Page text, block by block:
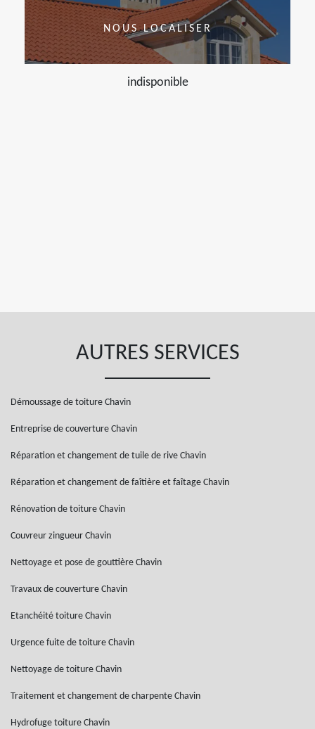
NOUS LOCALISER
indisponible
AUTRES SERVICES
Démoussage de toiture Chavin
Entreprise de couverture Chavin
Réparation et changement de tuile de rive Chavin
Réparation et changement de faîtière et faîtage Chavin
Rénovation de toiture Chavin
Couvreur zingueur Chavin
Nettoyage et pose de gouttière Chavin
Travaux de couverture Chavin
Etanchéité toiture Chavin
Urgence fuite de toiture Chavin
Nettoyage de toiture Chavin
Traitement et changement de charpente Chavin
Hydrofuge toiture Chavin